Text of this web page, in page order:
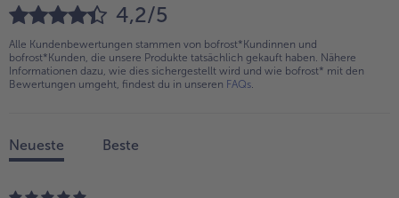
4,2/5
Alle Kundenbewertungen stammen von bofrost*Kundinnen und
bofrost*Kunden, die unsere Produkte tatsächlich gekauft haben. Nähere
Informationen dazu, wie dies sichergestellt wird und wie bofrost* mit den
Bewertungen umgeht, findest du in unseren FAQs.
Neueste Beste